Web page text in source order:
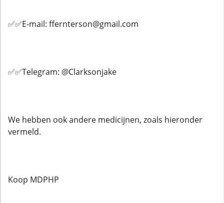
✅✅E-mail: ffernterson@gmail.com
✅✅Telegram: @Clarksonjake
We hebben ook andere medicijnen, zoals hieronder
vermeld.
Koop MDPHP